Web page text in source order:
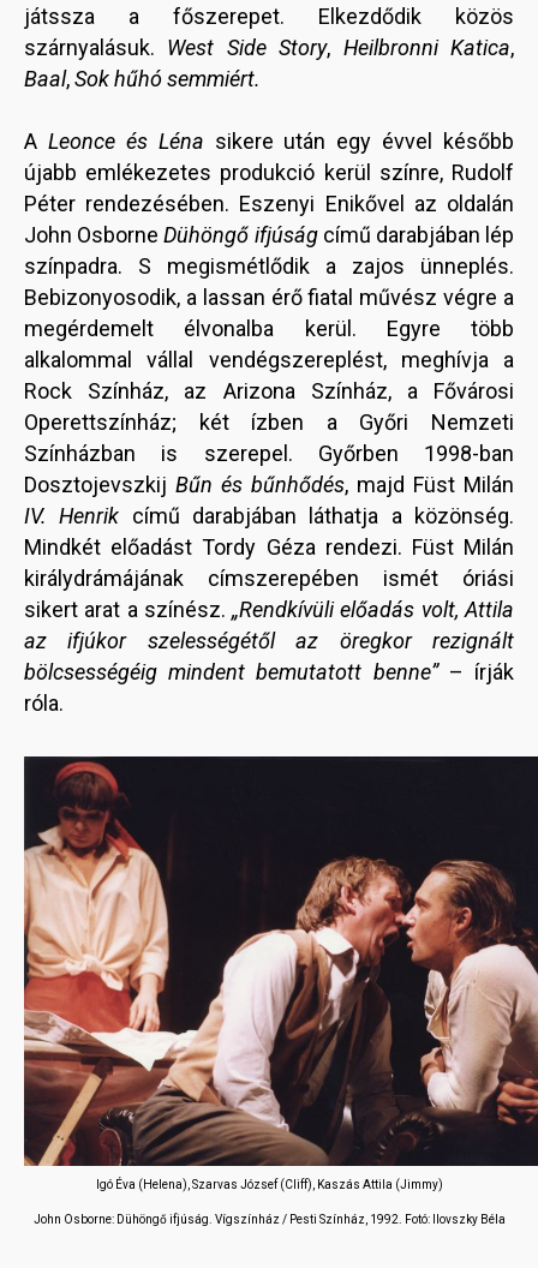
játssza a főszerepet. Elkezdődik közös
szárnyalásuk. West Side Story, Heilbronni Katica,
Baal,Sok hűhó semmiért.
A Leonce és Léna sikere után egy évvel később
újabb emlékezetes produkció kerül színre, Rudolf
Péter rendezésében. Eszenyi Enikővel az oldalán
John OsborneDühöngő ifjúságcímű darabjában lép
színpadra. S megismétlődik a zajos ünneplés.
Bebizonyosodik, a lassan érő fiatal művész végre a
megérdemelt élvonalba kerül. Egyre több
alkalommal vállal vendégszereplést, meghívja a
Rock Színház, az Arizona Színház, a Fővárosi
Operettszínház; két ízben a Győri Nemzeti
Színházban is szerepel. Győrben 1998-ban
Dosztojevszkij Bűn és bűnhődés, majd Füst Milán
IV. Henrik című darabjában láthatja a közönség.
Mindkét előadást Tordy Géza rendezi. Füst Milán
királydrámájának címszerepében ismét óriási
sikert arat a színész.„Rendkívüli előadás volt, Attila
az ifjúkor szelességétől az öregkor rezignált
bölcsességéig mindent bemutatott benne”– írják
róla.
Igó Éva (Helena), Szarvas József (Cliff), Kaszás Attila (Jimmy)
John Osborne: Dühöngő ifjúság. Vígszínház / Pesti Színház, 1992. Fotó: Ilovszky Béla